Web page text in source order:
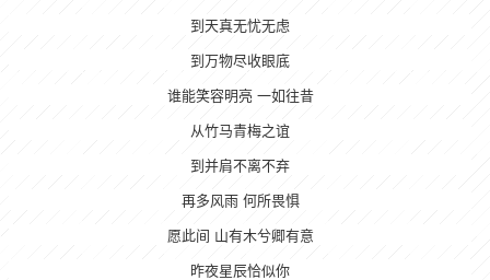
到天真无忧无虑
到万物尽收眼底
谁能笑容明亮 一如往昔
从竹马青梅之谊
到并肩不离不弃
再多风雨 何所畏惧
愿此间 山有木兮卿有意
昨夜星辰恰似你